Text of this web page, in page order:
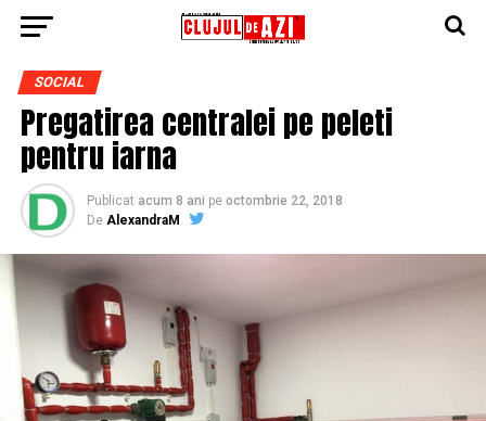
SOCIAL
Pregatirea centralei pe peleti
pentru iarna
Publicat acum 8 ani pe octombrie 22, 2018
De AlexandraM